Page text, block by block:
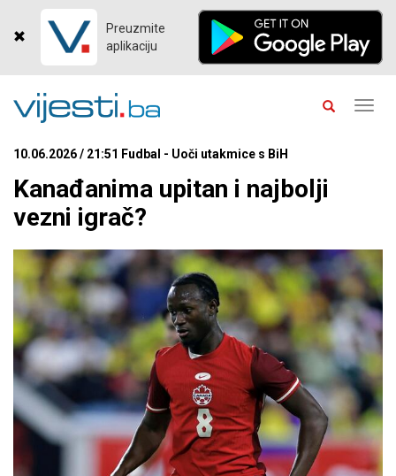
Preuzmite
aplikaciju
10.06.2026 / 21:51 Fudbal - Uoči utakmice s BiH
Kanađanima upitan i najbolji
vezni igrač?